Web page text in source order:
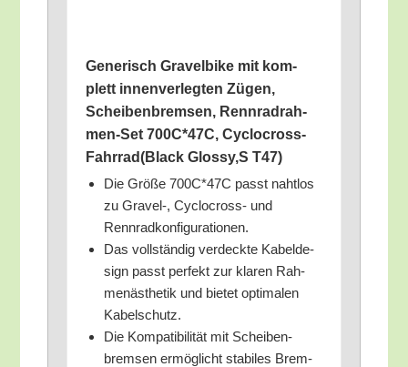
Gene­risch Gra­vel­bike mit kom­
plett innen­ver­leg­ten Zügen,
Schei­ben­brem­sen, Renn­rad­rah­
men-Set 700C*47C, Cyclocross-
Fahrrad(Black Glossy,S T47)
Die Grö­ße 700C*47C passt naht­los
zu Gravel‑, Cyclo­cross- und
Rennradkonfigurationen.
Das voll­stän­dig ver­deck­te Kabel­de­
sign passt per­fekt zur kla­ren Rah­
men­äs­the­tik und bie­tet opti­ma­len
Kabelschutz.
Die Kom­pa­ti­bi­li­tät mit Schei­ben­
brem­sen ermög­licht sta­bi­les Brem­